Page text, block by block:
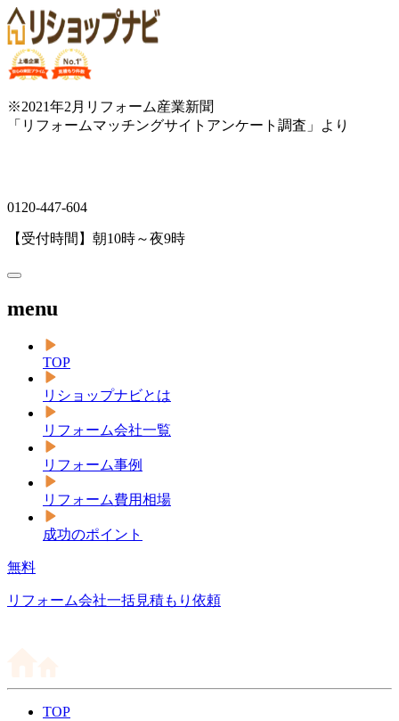
※2021年2月リフォーム産業新聞
「リフォームマッチングサイトアンケート調査」より
0120-447-604
【受付時間】朝10時～夜9時
menu
TOP
リショップナビとは
リフォーム会社一覧
リフォーム事例
リフォーム費用相場
成功のポイント
無料
リフォーム会社一括見積もり依頼
TOP